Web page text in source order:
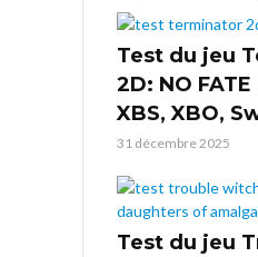
Test du jeu
2D: NO FATE
XBS, XBO,
31 décembre 2025
Test du jeu